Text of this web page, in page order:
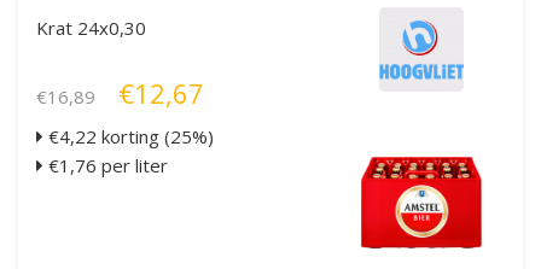
Krat 24x0,30
€16,89 €12,67
€4,22 korting (25%)
€1,76 per liter